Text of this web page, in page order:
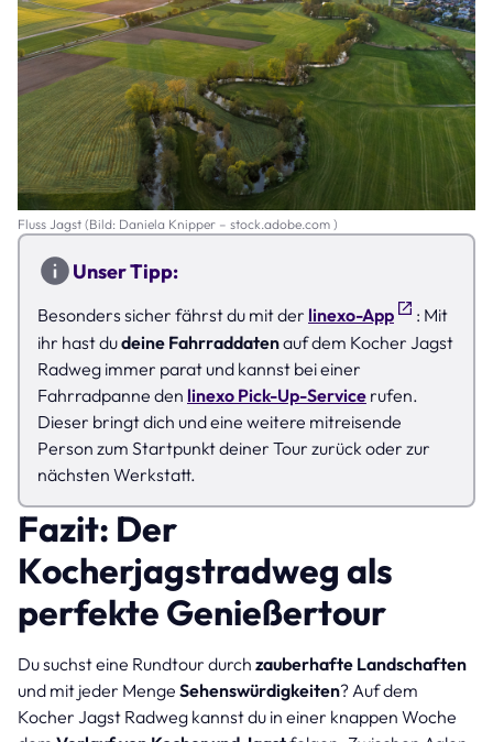
Fluss Jagst (Bild: Daniela Knipper – stock.adobe.com )
Unser Tipp:
Besonders sicher fährst du mit der linexo-App
: Mit
ihr hast dudeine Fahrraddatenauf dem Kocher Jagst
Radweg immer parat und kannst bei einer
Fahrradpanne den linexo Pick-Up-Service rufen.
Dieser bringt dich und eine weitere mitreisende
Person zum Startpunkt deiner Tour zurück oder zur
nächsten Werkstatt.
Fazit: Der
Kocherjagstradweg als
perfekte Genießertour
Du suchst eine Rundtour durch zauberhafte Landschaften
und mit jeder Menge Sehenswürdigkeiten? Auf dem
Kocher Jagst Radweg kannst du in einer knappen Woche